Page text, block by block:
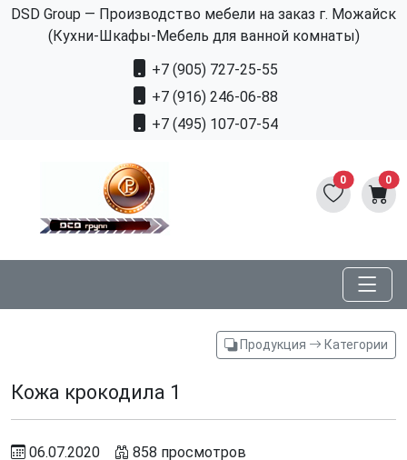
DSD Group — Производство мебели на заказ г. Можайск
(Кухни-Шкафы-Мебель для ванной комнаты)
+7 (905) 727-25-55
+7 (916) 246-06-88
+7 (495) 107-07-54
0 0
Продукция Категории
Кожа крокодила 1
06.07.2020 858 просмотров